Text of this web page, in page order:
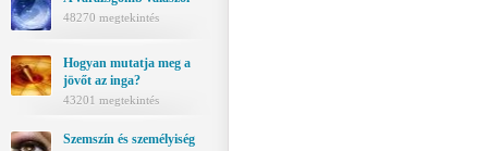
48270 megtekintés
Hogyan mutatja meg a
jövőt az inga?
43201 megtekintés
Szemszín és személyiség